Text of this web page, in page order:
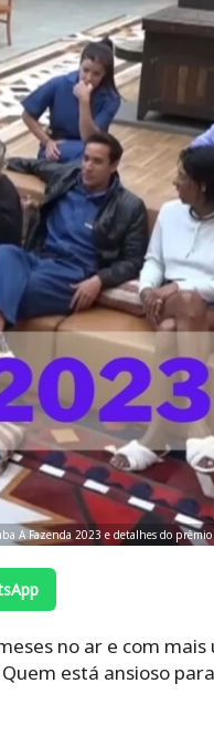
A Fazenda 2023 e detalhes do
no ar e com mais
está ansioso